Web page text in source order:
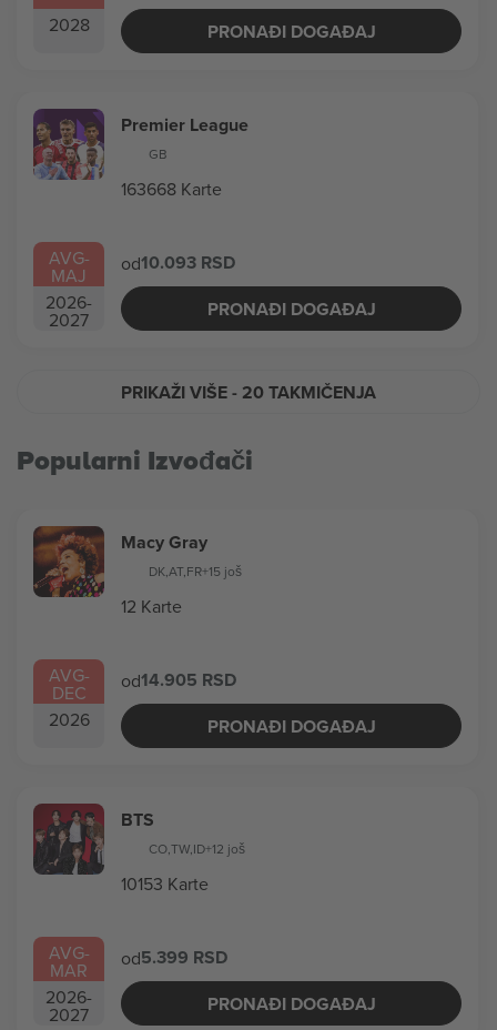
2028
PRONAĐI DOGAĐAJ
AVG-
MAJ
2026-
2027
Premier League
GB
163668 Karte
od10.093 RSD
PRONAĐI DOGAĐAJ
PRIKAŽI VIŠE- 20 TAKMIČENJA
Popularni Izvođači
AVG-
DEC
2026
Macy Gray
DK,AT,FR+15 još
12 Karte
od14.905 RSD
PRONAĐI DOGAĐAJ
AVG-
MAR
2026-
2027
BTS
CO,TW,ID+12 još
10153 Karte
od5.399 RSD
PRONAĐI DOGAĐAJ